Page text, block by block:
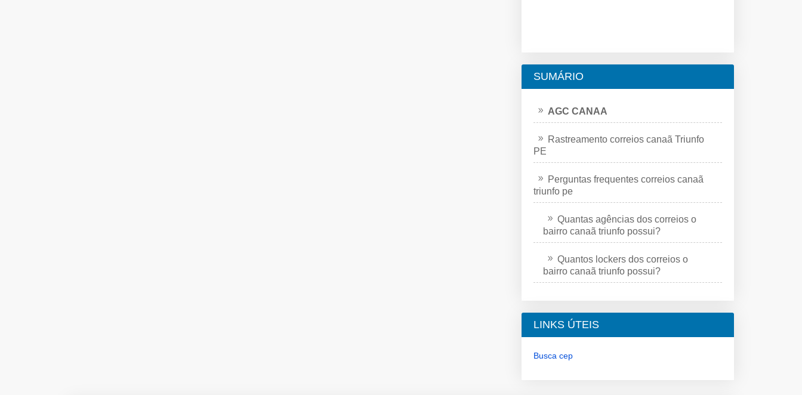
SUMÁRIO
AGC CANAA
Rastreamento correios canaã Triunfo
PE
Perguntas frequentes correios canaã
triunfo pe
Quantas agências dos correios o
bairro canaã triunfo possui?
Quantos lockers dos correios o
bairro canaã triunfo possui?
LINKS ÚTEIS
Busca cep